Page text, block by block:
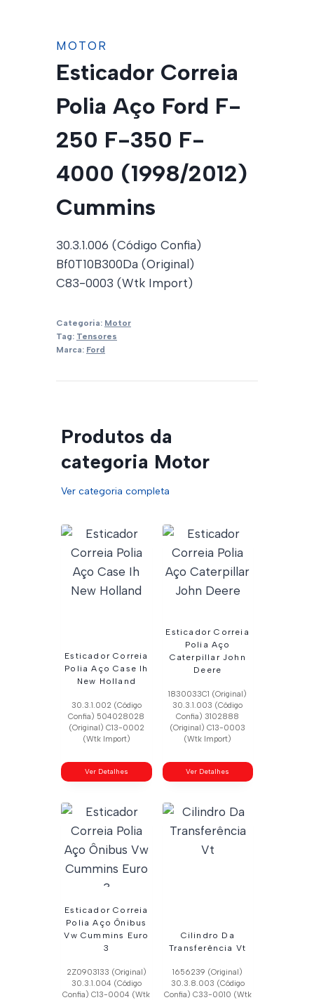
MOTOR
Esticador Correia
Polia Aço Ford F-
250 F-350 F-
4000 (1998/2012)
Cummins
30.3.1.006 (Código Confia)
Bf0T10B300Da (Original)
C83-0003 (Wtk Import)
Categoria: Motor
Tag: Tensores
Marca: Ford
Produtos da
categoria Motor
Ver categoria completa
Esticador Correia
Polia Aço Case Ih
New Holland
30.3.1.002 (Código
Confia) 504028028
(Original) C13-0002
(Wtk Import)
Ver Detalhes
Esticador Correia
Polia Aço
Caterpillar John
Deere
1830033C1 (Original)
30.3.1.003 (Código
Confia) 3102888
(Original) C13-0003
(Wtk Import)
Ver Detalhes
Esticador Correia
Polia Aço Ônibus
Vw Cummins Euro
3
2Z0903133 (Original)
30.3.1.004 (Código
Confia) C13-0004 (Wtk
Cilindro Da
Transferência Vt
1656239 (Original)
30.3.8.003 (Código
Confia) C33-0010 (Wtk